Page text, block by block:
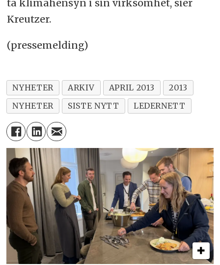
ta klimahensyn i sin virksomhet, sier
Kreutzer.
(pressemelding)
NYHETER ARKIV APRIL 2013
2013
NYHETER
SISTE NYTT LEDERNETT